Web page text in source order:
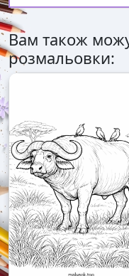
Вам також
розмальовки: